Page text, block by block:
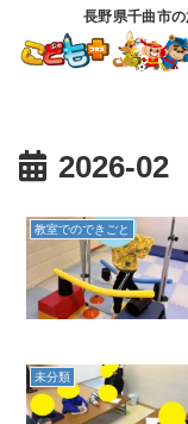
長野県千曲市
2026-02
教室でのできごと
未分類